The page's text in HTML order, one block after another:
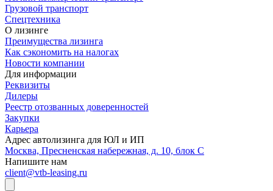
Грузовой транспорт
Спецтехника
О лизинге
Преимущества лизинга
Как сэкономить на налогах
Новости компании
Для информации
Реквизиты
Дилеры
Реестр отозванных доверенностей
Закупки
Карьера
Адрес автолизинга для ЮЛ и ИП
Москва, Пресненская набережная, д. 10, блок С
Напишите нам
client@vtb-leasing.ru